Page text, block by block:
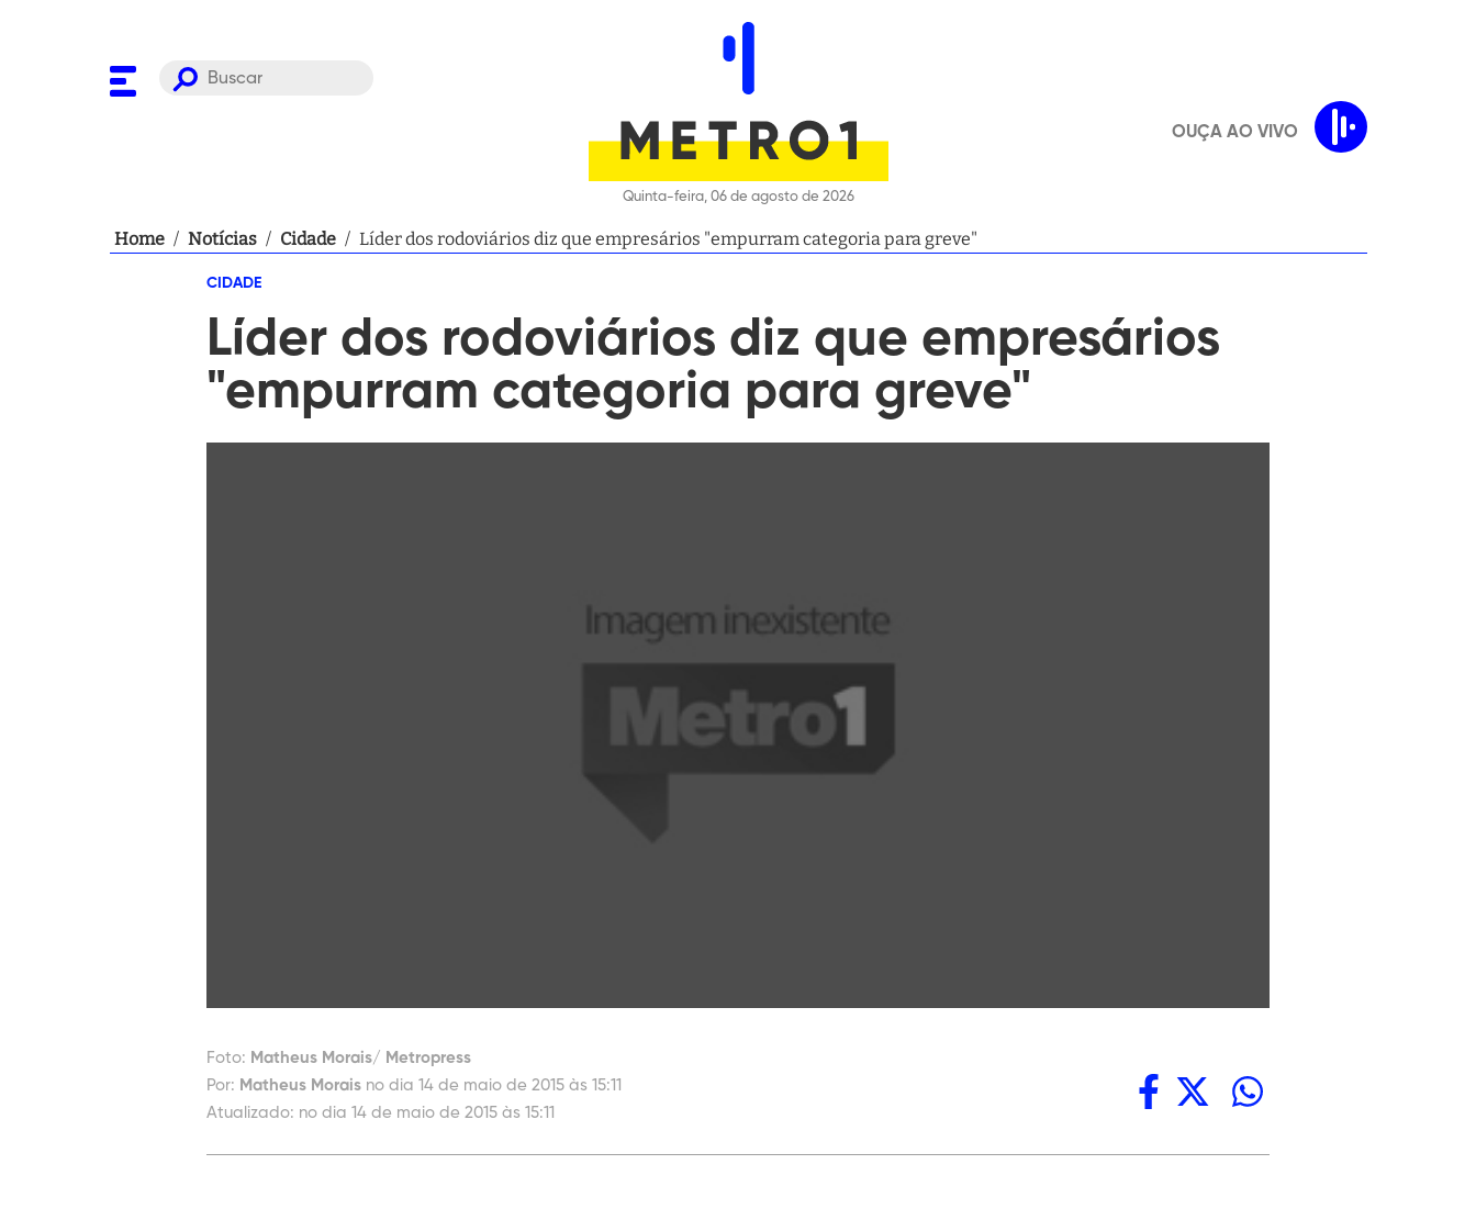
Quinta-feira, 06 de agosto de 2026
OUÇA AO VIVO
Home / Notícias / Cidade / Líder dos rodoviários diz que empresários "empurram categoria para greve"
CIDADE
Líder dos rodoviários diz que empresários
"empurram categoria para greve"
Foto: Matheus Morais/ Metropress
Por: Matheus Morais no dia 14 de maio de 2015 às 15:11
Atualizado: no dia 14 de maio de 2015 às 15:11